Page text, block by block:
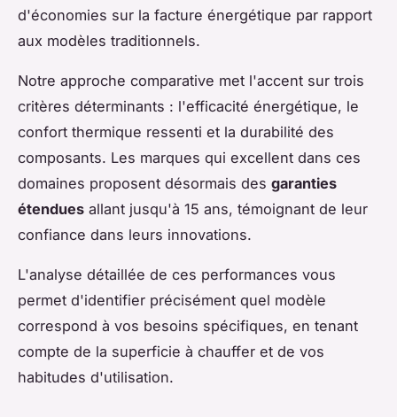
d'économies sur la facture énergétique par rapport
aux modèles traditionnels.
Notre approche comparative met l'accent sur trois
critères déterminants : l'efficacité énergétique, le
confort thermique ressenti et la durabilité des
composants. Les marques qui excellent dans ces
domaines proposent désormais des garanties
étendues allant jusqu'à 15 ans, témoignant de leur
confiance dans leurs innovations.
L'analyse détaillée de ces performances vous
permet d'identifier précisément quel modèle
correspond à vos besoins spécifiques, en tenant
compte de la superficie à chauffer et de vos
habitudes d'utilisation.